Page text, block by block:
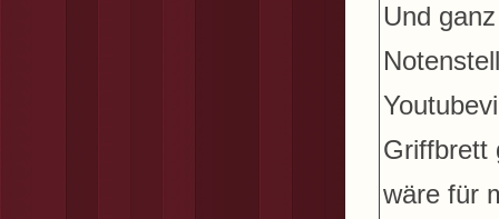
Und
Griffbrett
wäre für